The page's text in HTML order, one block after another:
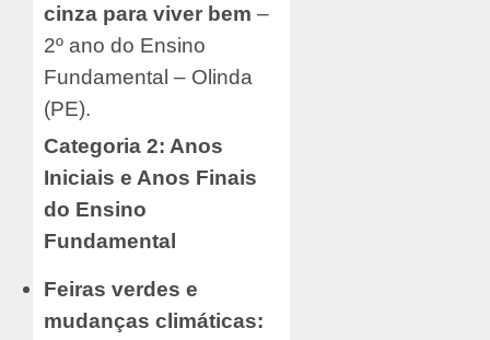
cinza para viver bem –
2º ano do Ensino
Fundamental – Olinda
(PE).
Categoria 2: Anos
Iniciais e Anos Finais
do Ensino
Fundamental
Feiras verdes e
mudanças climáticas: